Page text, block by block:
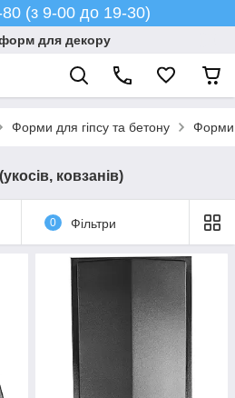
(з 9-00 до 19-30)
для декору
Форми для гіпсу та бетону Форми
ковзанів)
0 Фільтри